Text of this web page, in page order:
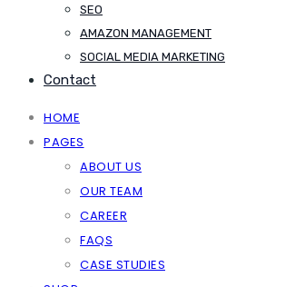
SEO
AMAZON MANAGEMENT
SOCIAL MEDIA MARKETING
Contact
HOME
PAGES
ABOUT US
OUR TEAM
CAREER
FAQS
CASE STUDIES